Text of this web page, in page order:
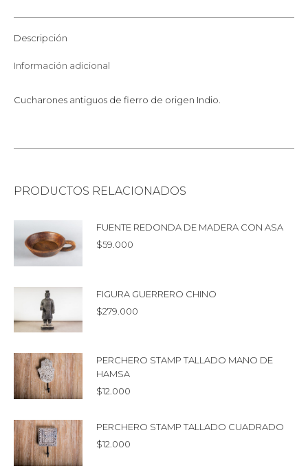
Descripción
Información adicional
Cucharones antiguos de fierro de origen Indio.
PRODUCTOS RELACIONADOS
FUENTE REDONDA DE MADERA CON ASA
$59.000
FIGURA GUERRERO CHINO
$279.000
PERCHERO STAMP TALLADO MANO DE
HAMSA
$12.000
PERCHERO STAMP TALLADO CUADRADO
$12.000